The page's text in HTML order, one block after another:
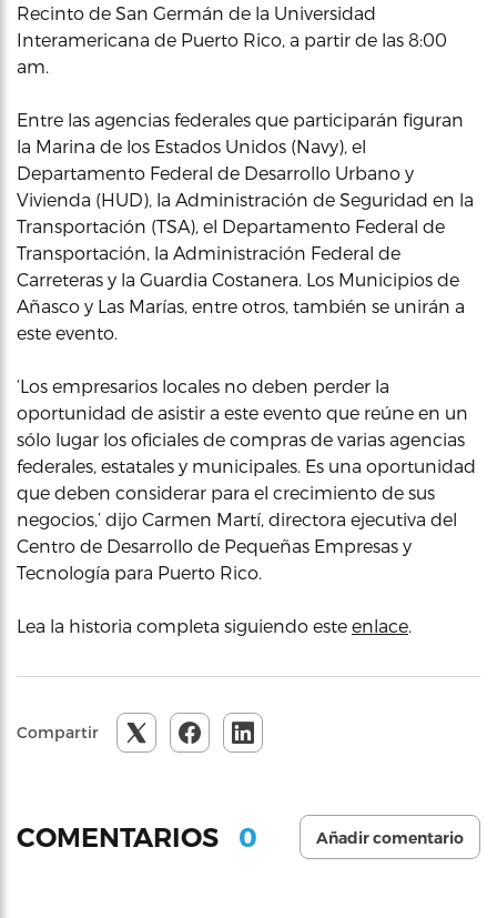
Recinto de San Germán de la Universidad
Interamericana de Puerto Rico, a partir de las 8:00
am.
Entre las agencias federales que participarán figuran
la Marina de los Estados Unidos (Navy), el
Departamento Federal de Desarrollo Urbano y
Vivienda (HUD), la Administración de Seguridad en la
Transportación (TSA), el Departamento Federal de
Transportación, la Administración Federal de
Carreteras y la Guardia Costanera. Los Municipios de
Añasco y Las Marías, entre otros, también se unirán a
este evento.
‘Los empresarios locales no deben perder la
oportunidad de asistir a este evento que reúne en un
sólo lugar los oficiales de compras de varias agencias
federales, estatales y municipales. Es una oportunidad
que deben considerar para el crecimiento de sus
negocios,’ dijo Carmen Martí, directora ejecutiva del
Centro de Desarrollo de Pequeñas Empresas y
Tecnología para Puerto Rico.
Lea la historia completa siguiendo este enlace.
Compartir
COMENTARIOS 0 Añadir comentario